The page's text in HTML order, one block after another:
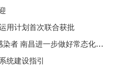
用计划首次联合获批
江西新增1例本土无症状感染者 南昌进一步做好常态化疫情防控
统建设指引